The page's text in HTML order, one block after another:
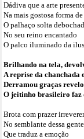
Dádiva que a arte
Na mais gostosa forma de
O palhaço solta
No seu reino encantado
O palco iluminado da
Brilhando na tela,
A reprise da chanchada
Derramou graças
O jeitinho brasileiro
Brota com prazer
No semblante dessa gente
Que traduz a emoção